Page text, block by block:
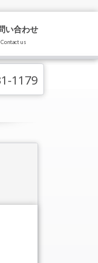
い合わせ
Contact us
1179